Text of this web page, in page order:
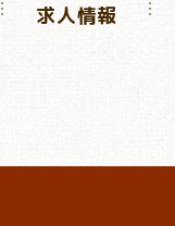
求人情報